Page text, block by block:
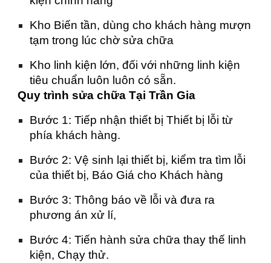
Kho Biến tần, dùng cho khách hàng mượn
tạm trong lúc chờ sửa chữa
Kho linh kiện lớn, đối với những linh kiện
tiêu chuẩn luôn luôn có sẵn.
Quy trình sửa chữa Tại Trần Gia
Bước 1: Tiếp nhận thiết bị Thiết bị lỗi từ
phía khách hàng.
Bước 2: Vệ sinh lại thiết bị, kiểm tra tìm lỗi
của thiết bị, Báo Giá cho Khách hàng
Bước 3: Thông báo về lỗi và đưa ra
phương án xử lí,
Bước 4: Tiến hành sửa chữa thay thế linh
kiện, Chạy thử.